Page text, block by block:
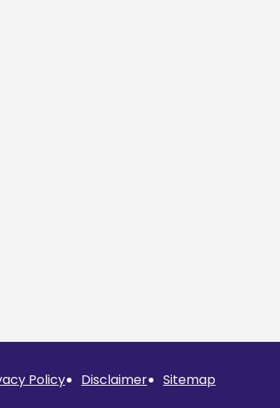
Policy Disclaimer
Sitemap